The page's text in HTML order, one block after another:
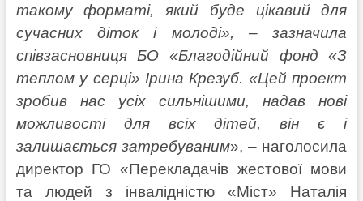
такому форматі, який буде цікавий для
сучасних діток і молоді», – зазначила
співзасновниця БО «Благодійний фонд «З
теплом у серці» Ірина Крезуб. «Цей проект
зробив нас усіх сильнішими, надав нові
можливості для всіх дітей, він є і
залишається затребуваним», – наголосила
директор ГО «Перекладачів жестової мови
та людей з інвалідністю «Міст» Наталія